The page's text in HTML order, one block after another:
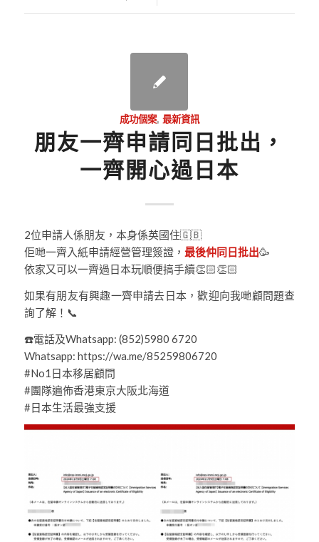
成功個案, 最新資訊
朋友一齊申請同日批出，
一齊開心過日本
2位申請人係朋友，本身係英國住🇬🇧
佢哋一齊入紙申請經營管理簽證， 最後仲同日批出🥳
依家又可以一齊過日本玩順便搞手續👏🏻👏🏻
如果有朋友有興趣一齊申請去日本，歡迎向我哋顧問題查
詢了解！📞
☎️電話及Whatsapp: (852)5980 6720
Whatsapp: https://wa.me/85259806720
#No1日本移居顧問
#團隊遍佈香港東京大阪北海道
#日本生活最強支援